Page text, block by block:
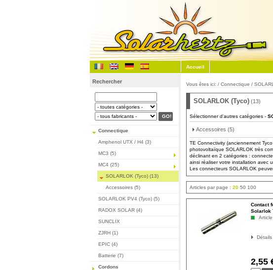
Accueil
Rechercher
Connectique
Amphenol UTX / H4 (3)
MC3 (5)
MC4 (25)
SOLARLOK (Tyco) (13)
Accessoires (5)
SOLARLOK PV4 (Tyco) (5)
RADOX SOLAR (4)
SUNCLIX
ZJRH (1)
EPIC (4)
Batterie (7)
Cordons
Vous êtes ici: / Connectique /
SOLARLOK (Tyco) (13)
Sélectionner d'autres catégories -
Accessoires (5)
TE Connectivity (anciennement
photovoltaïque SOLARLOK très
déclinant en 2 catégories :
ainsi réaliser votre installation avec
Les connecteurs SOLARLOK
Articles par page : 20 50 100
Contact
Solarlok
Détails
2,55